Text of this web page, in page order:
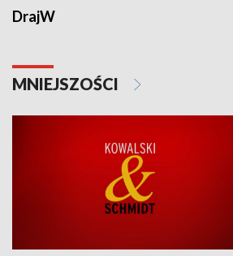
DrajW
MNIEJSZOŚCI